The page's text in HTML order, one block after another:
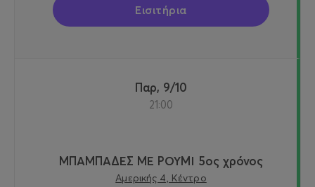
Εισιτήρια
Παρ, 9/10
21:00
ΜΠΑΜΠΑΔΕΣ ΜΕ ΡΟΥΜΙ 5ος χρόνος
Αμερικής 4, Κέντρο